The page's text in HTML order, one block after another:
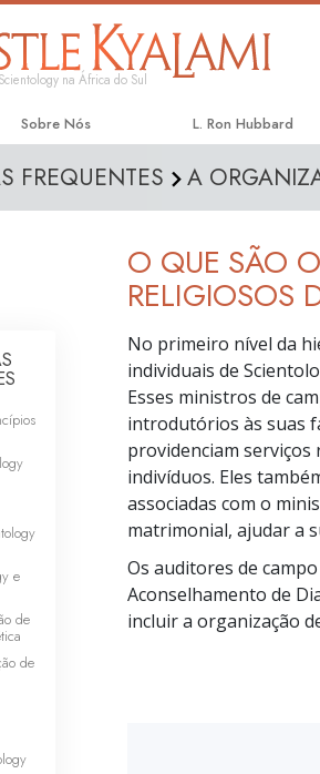
na África do Sul
Sobre Nós L. Ron Hubbard
FREQUENTES A
O QUE SÃO
RELIGIOSOS
No primeiro nível da
individuais de
Esses ministros de
introdutórios às suas
providenciam
indivíduos. Eles
associadas com o
matrimonial, ajudar a
Os auditores de
Aconselhamento de
incluir a organização
e
de
de